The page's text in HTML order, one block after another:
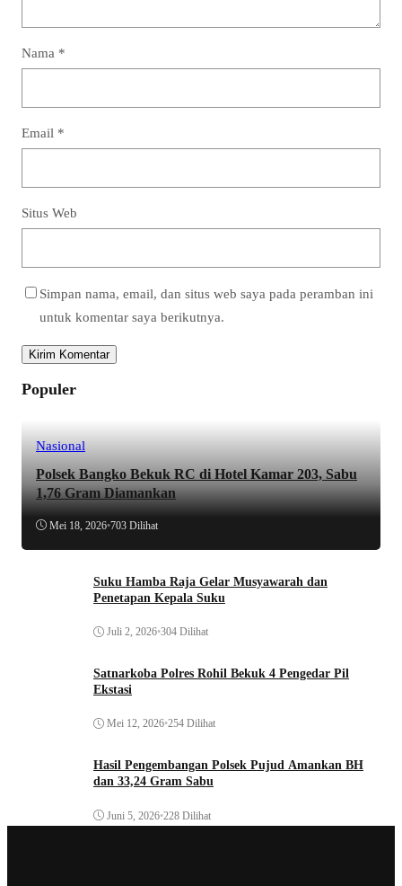
Nama *
Email *
Situs Web
Simpan nama, email, dan situs web saya pada peramban ini
untuk komentar saya berikutnya.
Populer
Nasional
Polsek Bangko Bekuk RC di Hotel Kamar 203, Sabu
1,76 Gram Diamankan
Mei 18, 2026•703 Dilihat
Suku Hamba Raja Gelar Musyawarah dan
Penetapan Kepala Suku
Juli 2, 2026•304 Dilihat
Satnarkoba Polres Rohil Bekuk 4 Pengedar Pil
Ekstasi
Mei 12, 2026•254 Dilihat
Hasil Pengembangan Polsek Pujud Amankan BH
dan 33,24 Gram Sabu
Juni 5, 2026•228 Dilihat